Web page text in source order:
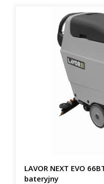
LAVOR NEXT EVO
bateryjny